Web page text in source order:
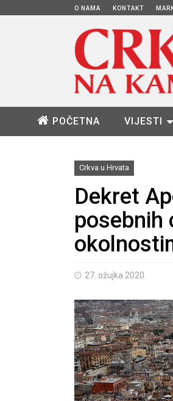
O NAMA KONTAKT
POČETNA VIJESTI
Crkva u Hrvata
Dekret
posebnih
27. ožujka 2020.